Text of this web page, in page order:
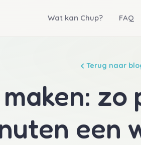
Wat kan Chup? FAQ
Terug naar
een